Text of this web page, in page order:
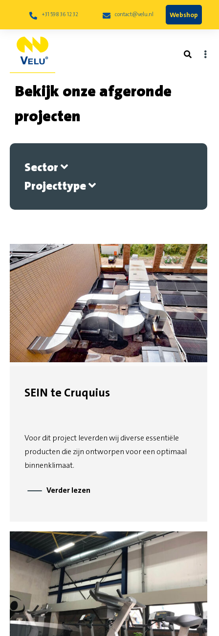
+31 598 36 12 32 contact@velu.nl Webshop
Bekijk onze afgeronde
projecten
Sector
Projecttype
SEIN te Cruquius
Voor dit project leverden wij diverse essentiële
producten die zijn ontworpen voor een optimaal
binnenklimaat.
Verder lezen